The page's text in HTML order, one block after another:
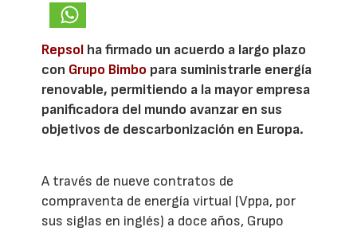
Repsol ha firmado un acuerdo a largo plazo
con Grupo Bimbo para suministrarle energía
renovable, permitiendo a la mayor empresa
panificadora del mundo avanzar en sus
objetivos de descarbonización en Europa.
A través de nueve contratos de
compraventa de energía virtual (Vppa, por
sus siglas en inglés) a doce años, Grupo